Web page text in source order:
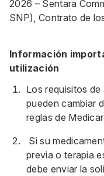
2026 – Sentara
SNP), Contrato de
Información
utilización
Los requisitos
pueden cambiar
reglas de
Si su
previa o terapia
debe enviar la